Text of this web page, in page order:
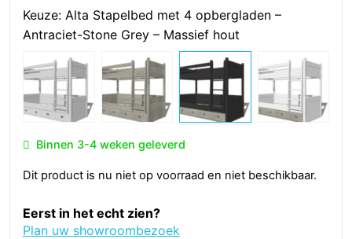
Keuze: Alta Stapelbed met 4 opbergladen –
Antraciet-Stone Grey – Massief hout
Binnen 3-4 weken geleverd
Dit product is nu niet op voorraad en niet beschikbaar.
Eerst in het echt zien?
Plan uw showroombezoek